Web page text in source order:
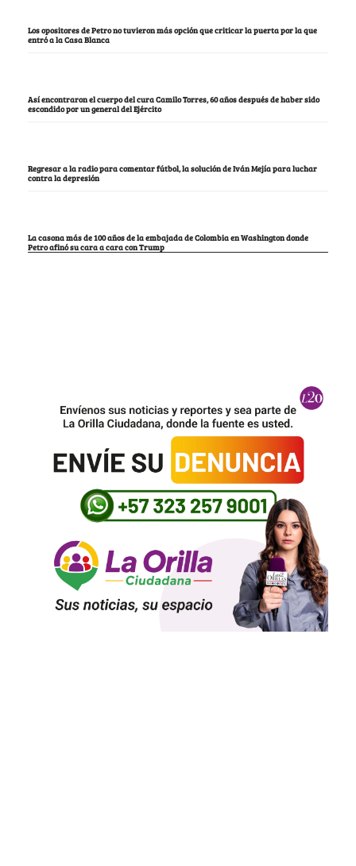
Los opositores de Petro no tuvieron más opción que criticar la puerta por la que
entró a la Casa Blanca
Así encontraron el cuerpo del cura Camilo Torres, 60 años después de haber sido
escondido por un general del Ejército
Regresar a la radio para comentar fútbol, la solución de Iván Mejía para luchar
contra la depresión
La casona más de 100 años de la embajada de Colombia en Washington donde
Petro afinó su cara a cara con Trump